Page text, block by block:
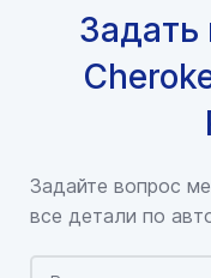
Задать
Задайте вопрос
все детали по